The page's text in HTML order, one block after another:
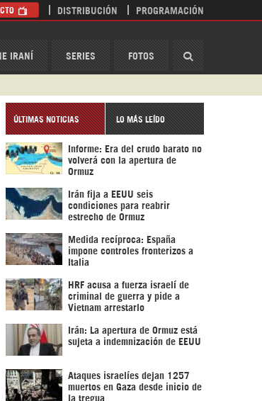
IRANÍ SERIES FOTOS
DISTRIBUCIÓN PROGRAMACIÓN
ÚLTIMAS NOTICIAS LO MÁS LEÍDO
Informe: Era del crudo barato no
volverá con la apertura de
Ormuz
Irán fija a EEUU seis
condiciones para reabrir
estrecho de Ormuz
Medida recíproca: España
impone controles fronterizos a
Italia
HRF acusa a fuerza israelí de
criminal de guerra y pide a
Vietnam arrestarlo
Irán: La apertura de Ormuz está
sujeta a indemnización de EEUU
Ataques israelíes dejan 1257
muertos en Gaza desde inicio de
la tregua